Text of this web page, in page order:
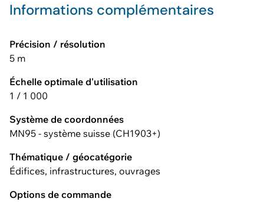
Informations complémentaires
Précision / résolution
5 m
Échelle optimale d'utilisation
1 / 1 000
Système de coordonnées
MN95 - système suisse (CH1903+)
Thématique / géocatégorie
Édifices, infrastructures, ouvrages
Options de commande